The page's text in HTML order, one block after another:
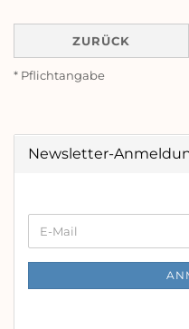
ZURÜCK
* Pflichtangabe
Newsletter-
ZUR
E-
Mail